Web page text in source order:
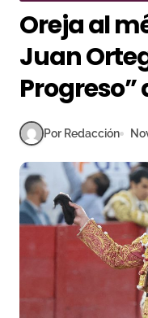
Oreja al
Juan
Por Redacción